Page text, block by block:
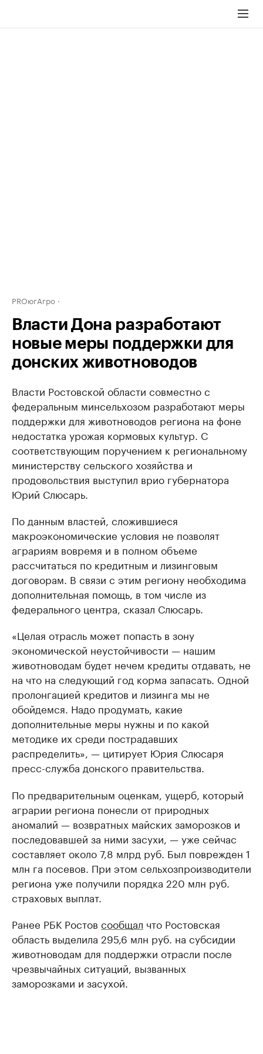
PROюгАгро
Власти Дона разработают
новые меры поддержки для
донских животноводов
Власти Ростовской области совместно с
федеральным минсельхозом разработают меры
поддержки для животноводов региона на фоне
недостатка урожая кормовых культур. С
соответствующим поручением к региональному
министерству сельского хозяйства и
продовольствия выступил врио губернатора
Юрий Слюсарь.
По данным властей, сложившиеся
макроэкономические условия не позволят
аграриям вовремя и в полном объеме
рассчитаться по кредитным и лизинговым
договорам. В связи с этим региону необходима
дополнительная помощь, в том числе из
федерального центра, сказал Слюсарь.
«Целая отрасль может попасть в зону
экономической неустойчивости — нашим
животноводам будет нечем кредиты отдавать, не
на что на следующий год корма запасать. Одной
пролонгацией кредитов и лизинга мы не
обойдемся. Надо продумать, какие
дополнительные меры нужны и по какой
методике их среди пострадавших
распределить», — цитирует Юрия Слюсаря
пресс-служба донского правительства.
По предварительным оценкам, ущерб, который
аграрии региона понесли от природных
аномалий — возвратных майских заморозков и
последовавшей за ними засухи, — уже сейчас
составляет около 7,8 млрд руб. Был поврежден 1
млн га посевов. При этом сельхозпроизводители
региона уже получили порядка 220 млн руб.
страховых выплат.
Ранее РБК Ростов сообщал что Ростовская
область выделила 295,6 млн руб. на субсидии
животноводам для поддержки отрасли после
чрезвычайных ситуаций, вызванных
заморозками и засухой.